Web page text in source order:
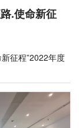
.使命新征
征程”2022年度